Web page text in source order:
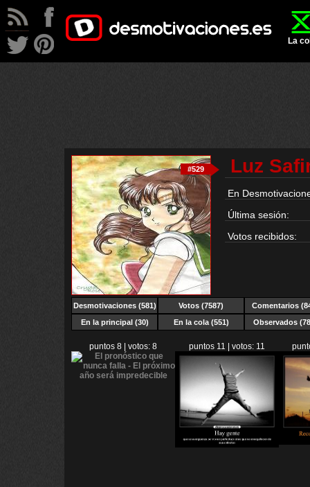
La
#529 Luz
En
Última sesión:
Votos recibidos:
Desmotivaciones (581) Votos (7587)
Comentarios
En la principal (30)
En la cola (551) Observados
puntos 8 | votos: 8 puntos 11 | votos: 11